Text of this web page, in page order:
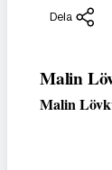
Dela
Malin
Malin